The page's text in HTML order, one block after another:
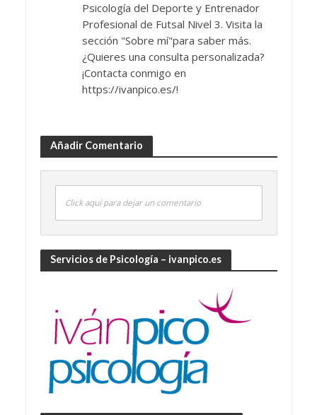
Psicología del Deporte y Entrenador
Profesional de Futsal Nivel 3. Visita la
sección "Sobre mí"para saber más.
¿Quieres una consulta personalizada?
¡Contacta conmigo en
https://ivanpico.es/!
Añadir Comentario
Click aquí para dejar un comentario
Servicios de Psicología – ivanpico.es